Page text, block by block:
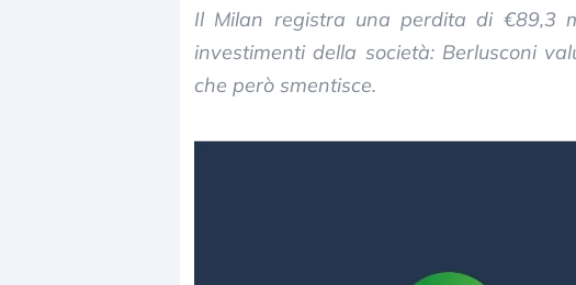
Il Milan registra una perdita di €89,3
investimenti della società: Berlusconi
che però smentisce.